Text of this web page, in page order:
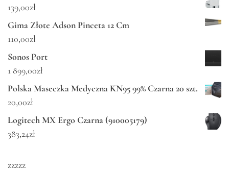
139,00zł
Gima Złote Adson Pinceta 12 Cm
110,00zł
Sonos Port
1 899,00zł
Polska Maseczka Medyczna KN95 99% Czarna 20 szt.
20,00zł
Logitech MX Ergo Czarna (910005179)
383,24zł
zzzzz